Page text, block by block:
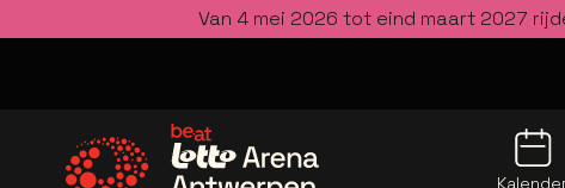
Van 4 mei 2026 tot eind maart 2027